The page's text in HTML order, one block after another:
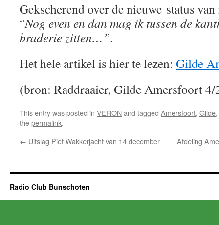
Gekscherend over de nieuwe status
“Nog even en dan mag ik tussen de
braderie zitten…”.
Het hele artikel is hier te lezen: Gilde
(bron: Raddraaier, Gilde Amersfoort
This entry was posted in VERONand tagged Amersfoort, Gilde,
thepermalink.
← Uitslag Piet Wakkerjacht van 14 december Afdeling
Radio Club Bunschoten